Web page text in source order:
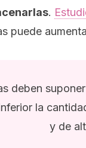
.
puede
deben
la
y de